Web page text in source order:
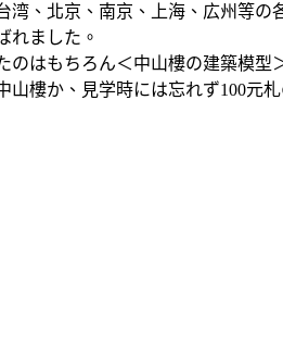
湾、北京、南京、上海、広州等
れました。
のはもちろん＜中山樓の建築模
山樓か、見学時には忘れず100元